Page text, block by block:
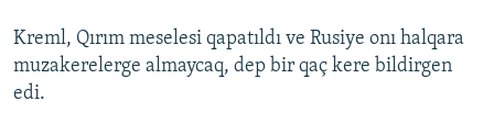
Kreml, Qırım meselesi qapatıldı ve Rusiye onı halqara
muzakerelerge almaycaq, dep bir qaç kere bildirgen
edi.